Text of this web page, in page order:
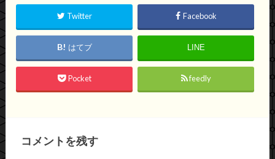
Twitter Facebook
はてブ LINE
Pocket feedly
コメントを残す